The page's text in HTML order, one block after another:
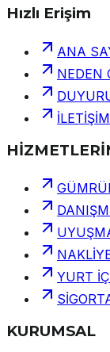
Hızlı Erişim
ANA
NEDEN
İLETİŞİM
YURT
KURUMSAL